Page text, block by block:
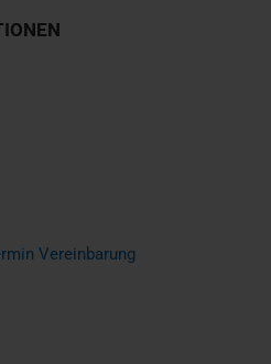
Vereinbarung